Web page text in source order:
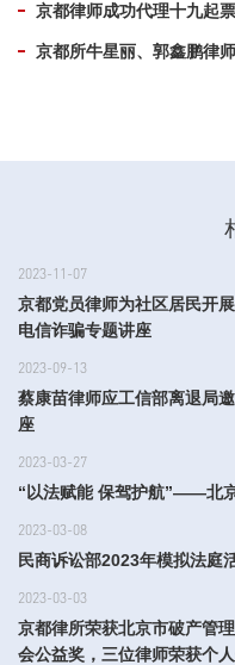
京都律师成功代理十九起票据追索权诉
京都所牛星丽、郭鑫鹏律师代
2023-11-07
京都党员律师为社区居民开
电信诈骗专题讲座
2023-09-13
蔡康苗律师应工信部离退局
座
2023-03-27
“以法赋能 保驾护航”——北
2023-03-08
民商诉讼部2023年模拟法庭
2023-03-03
京都律所荣获北京市破产管
会公益奖，三位律师荣获个